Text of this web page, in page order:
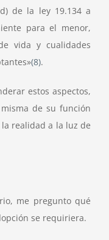
de la ley 19.134 a
para el menor,
vida y cualidades
(8).
estos aspectos,
de su función
realidad a la luz de
me pregunto qué
se requiriera.